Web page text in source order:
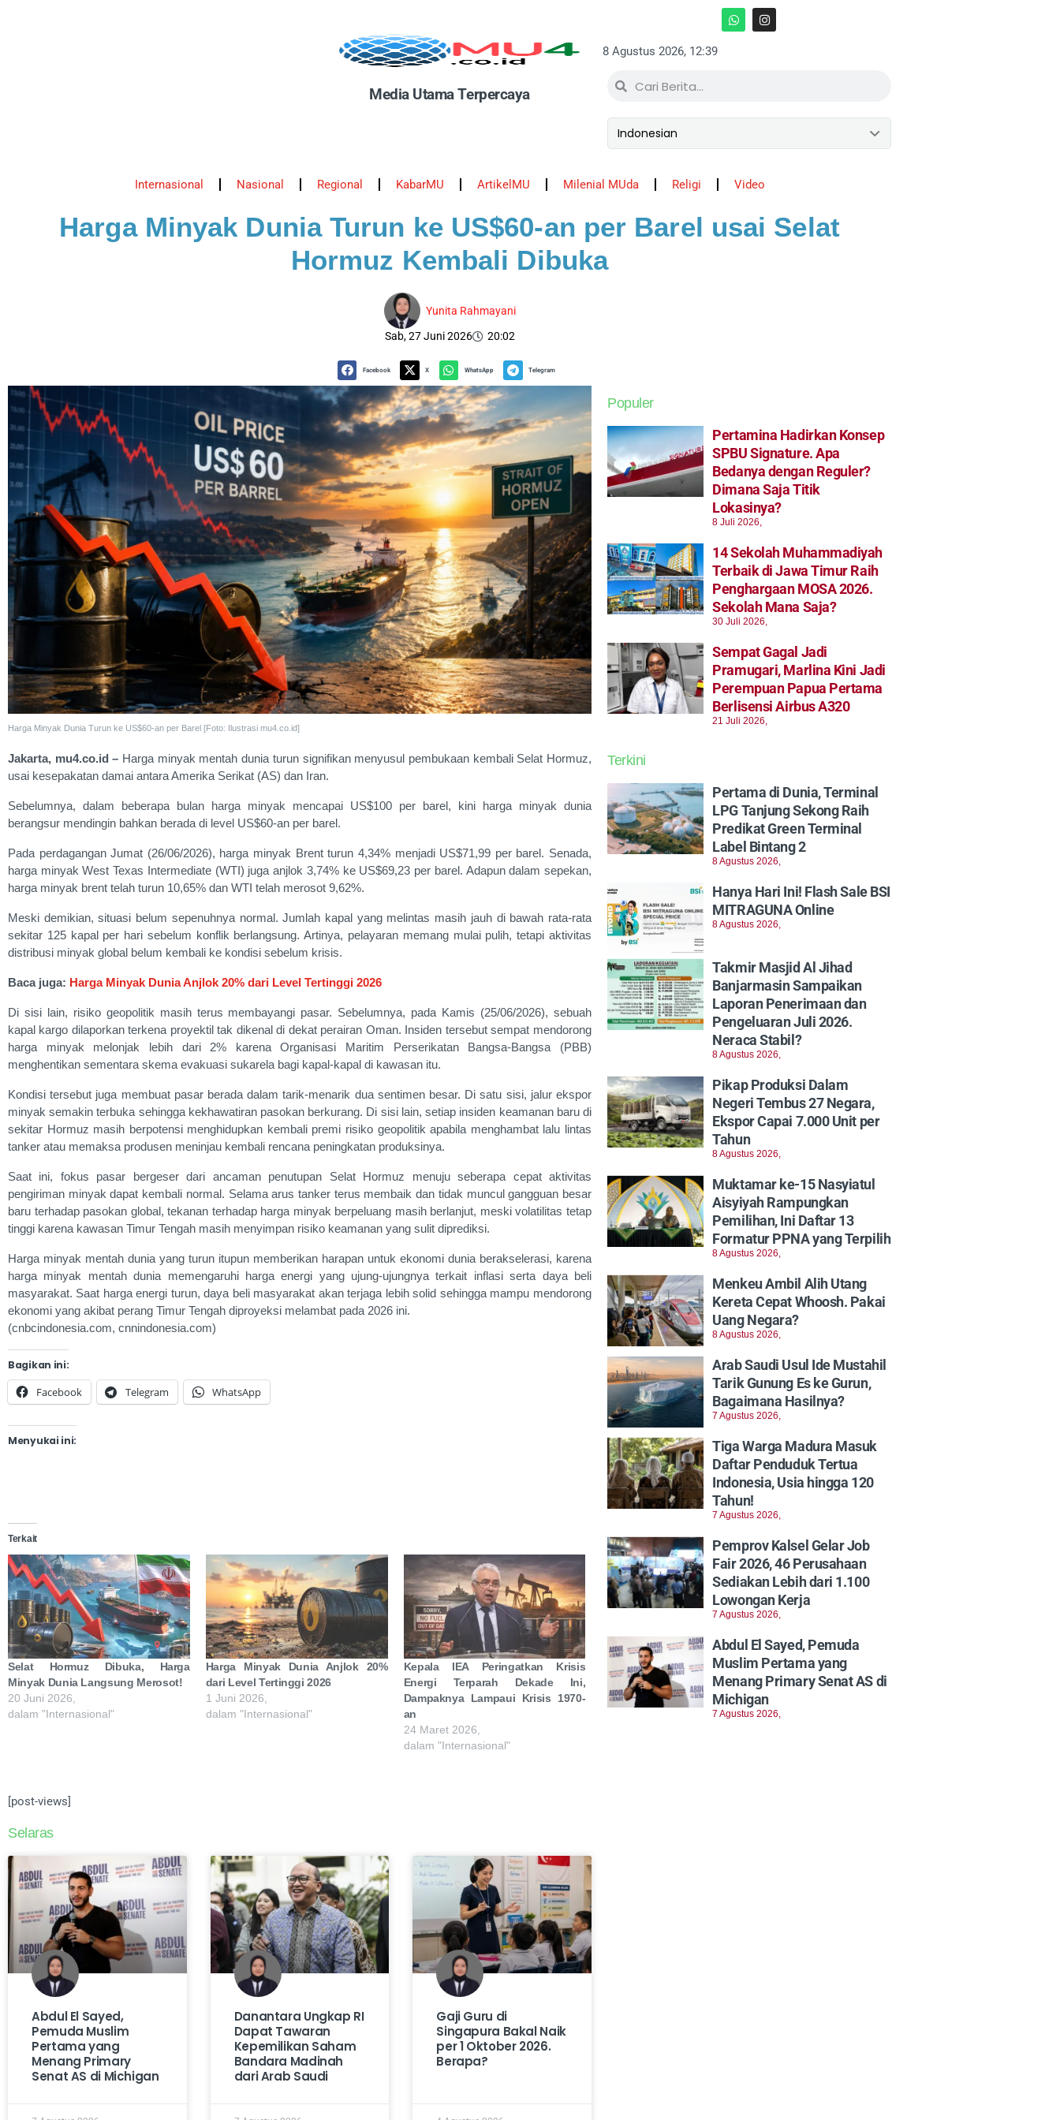
Media Utama Terpercaya
8 Agustus 2026, 12:39
Internasional Nasional Regional KabarMU ArtikelMU Milenial MUda Religi Video
Harga Minyak Dunia Turun ke US$60-an per Barel usai Selat
Hormuz Kembali Dibuka
Yunita Rahmayani
Sab, 27 Juni 2026 20:02
Facebook X WhatsApp Telegram
Harga Minyak Dunia Turun ke US$60-an per Barel [Foto: Ilustrasi mu4.co.id]
Jakarta, mu4.co.id – Harga minyak mentah dunia turun signifikan menyusul pembukaan kembali Selat Hormuz,
usai kesepakatan damai antara Amerika Serikat (AS) dan Iran.
Sebelumnya, dalam beberapa bulan harga minyak mencapai US$100 per barel, kini harga minyak dunia
berangsur mendingin bahkan berada di level US$60-an per barel.
Pada perdagangan Jumat (26/06/2026), harga minyak Brent turun 4,34% menjadi US$71,99 per barel. Senada,
harga minyak West Texas Intermediate (WTI) juga anjlok 3,74% ke US$69,23 per barel. Adapun dalam sepekan,
harga minyak brent telah turun 10,65% dan WTI telah merosot 9,62%.
Meski demikian, situasi belum sepenuhnya normal. Jumlah kapal yang melintas masih jauh di bawah rata-rata
sekitar 125 kapal per hari sebelum konflik berlangsung. Artinya, pelayaran memang mulai pulih, tetapi aktivitas
distribusi minyak global belum kembali ke kondisi sebelum krisis.
Baca juga: Harga Minyak Dunia Anjlok 20% dari Level Tertinggi 2026
Di sisi lain, risiko geopolitik masih terus membayangi pasar. Sebelumnya, pada Kamis (25/06/2026), sebuah
kapal kargo dilaporkan terkena proyektil tak dikenal di dekat perairan Oman. Insiden tersebut sempat mendorong
harga minyak melonjak lebih dari 2% karena Organisasi Maritim Perserikatan Bangsa-Bangsa (PBB)
menghentikan sementara skema evakuasi sukarela bagi kapal-kapal di kawasan itu.
Kondisi tersebut juga membuat pasar berada dalam tarik-menarik dua sentimen besar. Di satu sisi, jalur ekspor
minyak semakin terbuka sehingga kekhawatiran pasokan berkurang. Di sisi lain, setiap insiden keamanan baru di
sekitar Hormuz masih berpotensi menghidupkan kembali premi risiko geopolitik apabila menghambat lalu lintas
tanker atau memaksa produsen meninjau kembali rencana peningkatan produksinya.
Saat ini, fokus pasar bergeser dari ancaman penutupan Selat Hormuz menuju seberapa cepat aktivitas
pengiriman minyak dapat kembali normal. Selama arus tanker terus membaik dan tidak muncul gangguan besar
baru terhadap pasokan global, tekanan terhadap harga minyak berpeluang masih berlanjut, meski volatilitas tetap
tinggi karena kawasan Timur Tengah masih menyimpan risiko keamanan yang sulit diprediksi.
Harga minyak mentah dunia yang turun itupun memberikan harapan untuk ekonomi dunia berakselerasi, karena
harga minyak mentah dunia memengaruhi harga energi yang ujung-ujungnya terkait inflasi serta daya beli
masyarakat. Saat harga energi turun, daya beli masyarakat akan terjaga lebih solid sehingga mampu mendorong
ekonomi yang akibat perang Timur Tengah diproyeksi melambat pada 2026 ini.
(cnbcindonesia.com, cnnindonesia.com)
Bagikan ini:
Facebook Telegram WhatsApp
Menyukai ini:
Terkait
Selat Hormuz Dibuka, Harga
Minyak Dunia Langsung Merosot!
20 Juni 2026,
dalam "Internasional"
Harga Minyak Dunia Anjlok 20%
dari Level Tertinggi 2026
1 Juni 2026,
dalam "Internasional"
Kepala IEA Peringatkan Krisis
Energi Terparah Dekade Ini,
Dampaknya Lampaui Krisis 1970-
an
24 Maret 2026,
dalam "Internasional"
[post-views]
Selaras
Abdul El Sayed,
Pemuda Muslim
Pertama yang
Menang Primary
Senat AS di Michigan
Danantara Ungkap RI
Dapat Tawaran
Kepemilikan Saham
Bandara Madinah
dari Arab Saudi
Gaji Guru di
Singapura Bakal Naik
per 1 Oktober 2026.
Berapa?
Populer
Pertamina Hadirkan Konsep
SPBU Signature. Apa
Bedanya dengan Reguler?
Dimana Saja Titik
Lokasinya?
8 Juli 2026,
14 Sekolah Muhammadiyah
Terbaik di Jawa Timur Raih
Penghargaan MOSA 2026.
Sekolah Mana Saja?
30 Juli 2026,
Sempat Gagal Jadi
Pramugari, Marlina Kini Jadi
Perempuan Papua Pertama
Berlisensi Airbus A320
21 Juli 2026,
Terkini
Pertama di Dunia, Terminal
LPG Tanjung Sekong Raih
Predikat Green Terminal
Label Bintang 2
8 Agustus 2026,
Hanya Hari Ini! Flash Sale BSI
MITRAGUNA Online
8 Agustus 2026,
Takmir Masjid Al Jihad
Banjarmasin Sampaikan
Laporan Penerimaan dan
Pengeluaran Juli 2026.
Neraca Stabil?
8 Agustus 2026,
Pikap Produksi Dalam
Negeri Tembus 27 Negara,
Ekspor Capai 7.000 Unit per
Tahun
8 Agustus 2026,
Muktamar ke-15 Nasyiatul
Aisyiyah Rampungkan
Pemilihan, Ini Daftar 13
Formatur PPNA yang Terpilih
8 Agustus 2026,
Menkeu Ambil Alih Utang
Kereta Cepat Whoosh. Pakai
Uang Negara?
8 Agustus 2026,
Arab Saudi Usul Ide Mustahil
Tarik Gunung Es ke Gurun,
Bagaimana Hasilnya?
7 Agustus 2026,
Tiga Warga Madura Masuk
Daftar Penduduk Tertua
Indonesia, Usia hingga 120
Tahun!
7 Agustus 2026,
Pemprov Kalsel Gelar Job
Fair 2026, 46 Perusahaan
Sediakan Lebih dari 1.100
Lowongan Kerja
7 Agustus 2026,
Abdul El Sayed, Pemuda
Muslim Pertama yang
Menang Primary Senat AS di
Michigan
7 Agustus 2026,